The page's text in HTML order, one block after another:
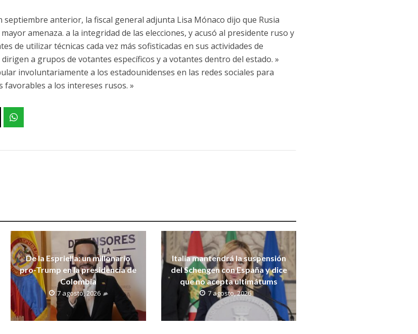
septiembre anterior, la fiscal general adjunta Lisa Mónaco dijo que Rusia
amenaza. a la integridad de las elecciones, y acusó al presidente ruso y
de utilizar técnicas cada vez más sofisticadas en sus actividades de
dirigen a grupos de votantes específicos y a votantes dentro del estado. »
involuntariamente a los estadounidenses en las redes sociales para
favorables a los intereses rusos. »
De la Espriella: un millonario
pro-Trump en la presidencia de
Colombia
7 agosto, 2026
Italia mantendrá la suspensión
del Schengen con España y dice
que no acepta ultimátums
7 agosto, 2026